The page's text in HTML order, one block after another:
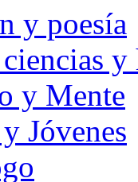
y poesía
y
y Mente
Jóvenes